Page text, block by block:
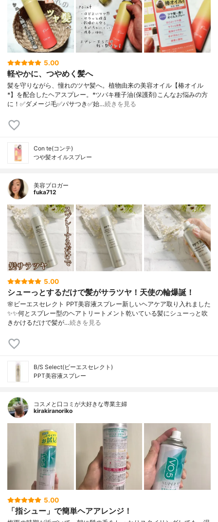
5.00
軽やかに、つやめく髪へ
髪を守りながら、憧れのツヤ髪へ。植物由来の美容オイル【椿オイル
*】を配合したヘアスプレー。*ツバキ種子油(保護剤)こんなお悩みの方
に！✅ダメージ毛✅パサつき✅始…続きを見る
Con te(コンテ)
つや髪オイルスプレー
美容ブロガー
fuka712
5.00
シューっとするだけで髪がサラツヤ！天使の輪爆誕！
🌸ビーエスセレクト PPT美容液スプレー⁣⁣新しいヘアケア取り入れました
✨✨⁣何とスプレー型のヘアトリートメント⁣乾いている髪にシューっと吹
きかけるだけで⁣髪が…続きを見る
B/S Select(ビーエスセレクト)
PPT美容液スプレー
コスメと口コミが大好きな専業主婦
kirakiranoriko
5.00
「指シュー」で簡単ヘアアレンジ！